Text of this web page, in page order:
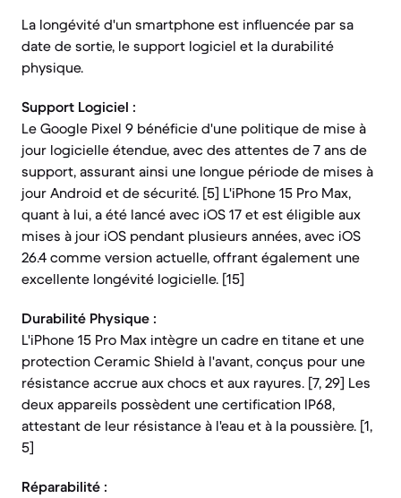
La longévité d'un smartphone est influencée par sa
date de sortie, le support logiciel et la durabilité
physique.
Support Logiciel :
Le Google Pixel 9 bénéficie d'une politique de mise à
jour logicielle étendue, avec des attentes de 7 ans de
support, assurant ainsi une longue période de mises à
jour Android et de sécurité. [5] L'iPhone 15 Pro Max,
quant à lui, a été lancé avec iOS 17 et est éligible aux
mises à jour iOS pendant plusieurs années, avec iOS
26.4 comme version actuelle, offrant également une
excellente longévité logicielle. [15]
Durabilité Physique :
L'iPhone 15 Pro Max intègre un cadre en titane et une
protection Ceramic Shield à l'avant, conçus pour une
résistance accrue aux chocs et aux rayures. [7, 29] Les
deux appareils possèdent une certification IP68,
attestant de leur résistance à l'eau et à la poussière. [1,
5]
Réparabilité :